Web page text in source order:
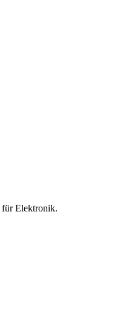
für Elektronik.